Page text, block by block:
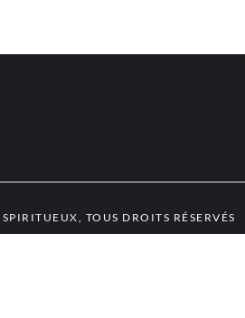
TOUS DROITS RÉSERVÉS